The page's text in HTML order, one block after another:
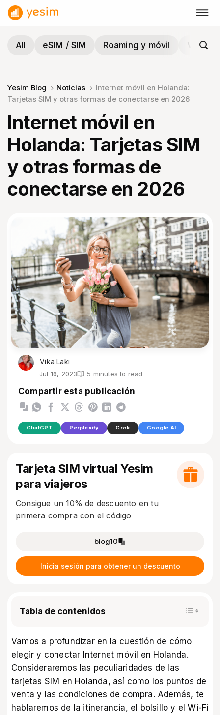
Saltar
All
eSIM / SIM Roaming y móvil Viajes
Yesim Blog Noticias
Internet móvil en Holanda:
Tarjetas SIM y otras formas de conectarse en 2026
Internet móvil en
Holanda: Tarjetas SIM
y otras formas de
conectarse en 2026
Vika Laki
Jul 16, 2023 5 minutes to read
Compartir esta publicación
ChatGPT Perplexity Grok Google AI
Tarjeta SIM virtual Yesim
para viajeros
Consigue un 10% de descuento en tu
primera compra con el código
blog10
Inicia sesión para obtener un descuento
Tabla de contenidos
Vamos a profundizar en la cuestión de cómo
elegir y conectar Internet móvil en Holanda.
Consideraremos las peculiaridades de las
tarjetas SIM en Holanda, así como los puntos de
venta y las condiciones de compra. Además, te
hablaremos de la itinerancia, el bolsillo y el Wi-Fi